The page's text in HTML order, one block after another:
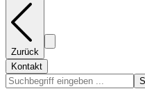
Zurück
Kontakt